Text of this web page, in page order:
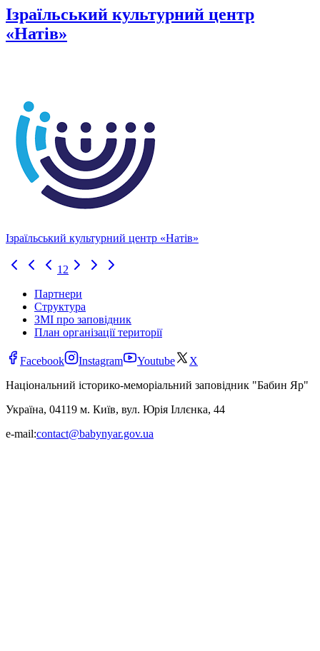
Ізраїльський культурний центр
«Натів»
Ізраїльський культурний центр «Натів»
12
Партнери
Структура
ЗМІ про заповідник
План організації території
Facebook Instagram Youtube
X
Національний історико-меморіальний заповідник "Бабин Яр"
Україна, 04119 м. Київ, вул. Юрія Іллєнка, 44
e-mail:contact@babynyar.gov.ua